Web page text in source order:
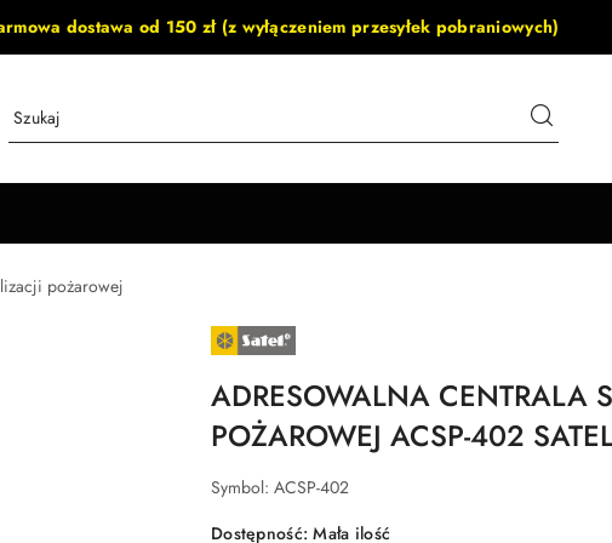
dostawa od 150 zł (z wyłączeniem przesyłek pobraniowych)
pożarowej
NAZWA
PRODUCENTA:
ADRESOWALNA CENTRALA
POŻAROWEJ ACSP-402
Symbol: ACSP-402
Dostępność:Mała ilość